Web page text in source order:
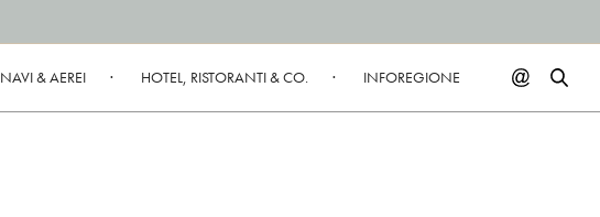
NAVI & AEREI HOTEL, RISTORANTI & CO. INFOREGIONE